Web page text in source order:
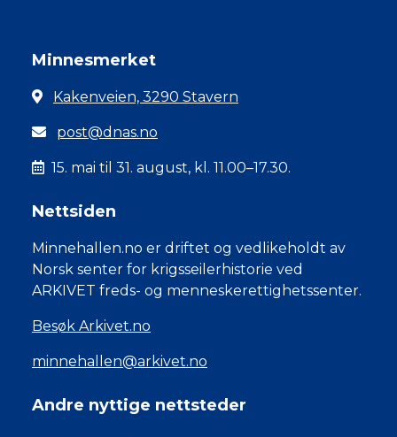
Minnesmerket
Kakenveien, 3290 Stavern
post@dnas.no
15. mai til 31. august, kl. 11.00–17.30.
Nettsiden
Minnehallen.no er driftet og vedlikeholdt av
Norsk senter for krigsseilerhistorie ved
ARKIVET freds- og menneskerettighetssenter.
Besøk Arkivet.no
minnehallen@arkivet.no
Andre nyttige nettsteder